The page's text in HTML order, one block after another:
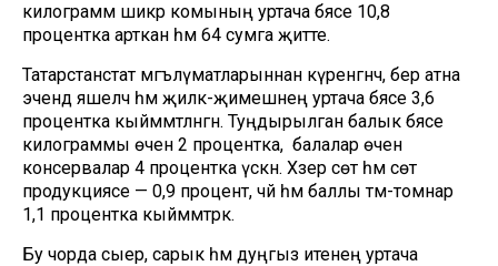
килограмм шикәр комының уртача бәясе 10,8
процентка арткан һәм 64 сумга җитте.
Татарстанстат мәгълүматларыннан күренгәнчә, бер атна
эчендә яшелчә һәм җиләк-җимешнең уртача бәясе 3,6
процентка кыйммәтләнгән. Туңдырылган балык бәясе
килограммы өчен 2 процентка, ә балалар өчен
консервалар 4 процентка үскән. Хәзер сөт һәм сөт
продукциясе — 0,9 процент, чәй һәм баллы тәм-томнар
1,1 процентка кыйммәтрәк.
Бу чорда сыер, сарык һәм дуңгыз итенең уртача